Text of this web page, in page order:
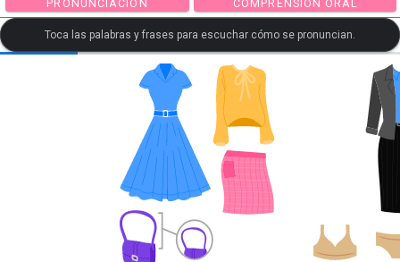
PRACTICAR LA
PRONUNCIACIÓN
PRACTICAR LA
COMPRENSIÓN
Toca las palabras y frases para escuchar cómo se pronuncian.